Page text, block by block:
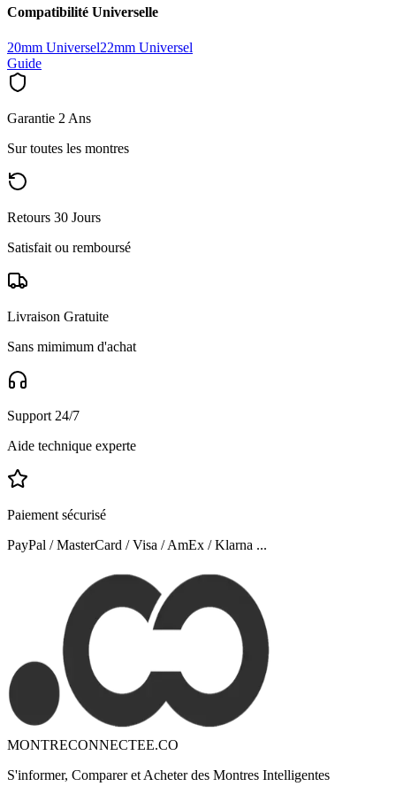
Compatibilité Universelle
20mm Universel22mm Universel
Guide
Garantie 2 Ans
Sur toutes les montres
Retours 30 Jours
Satisfait ou remboursé
Livraison Gratuite
Sans mimimum d'achat
Support 24/7
Aide technique experte
Paiement sécurisé
PayPal / MasterCard / Visa / AmEx / Klarna ...
MONTRECONNECTEE.CO
S'informer, Comparer et Acheter des Montres Intelligentes